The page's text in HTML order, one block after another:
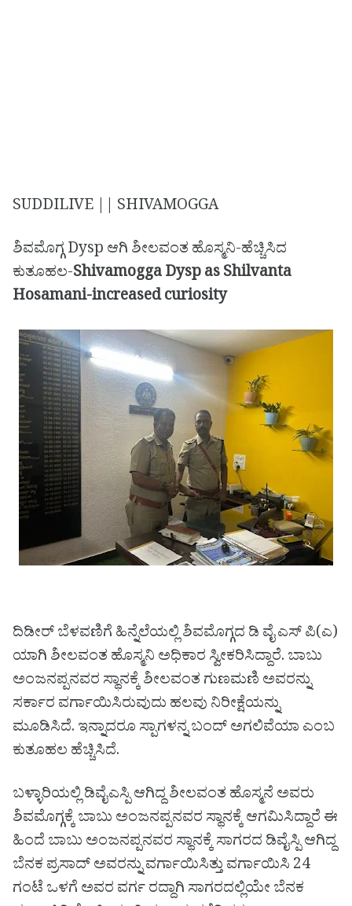
SUDDILIVE || SHIVAMOGGA
ಶಿವಮೊಗ್ಗ Dysp ಆಗಿ ಶೀಲವಂತ ಹೊಸ್ಮನಿ-ಹೆಚ್ಚಿಸಿದ
ಕುತೂಹಲ-Shivamogga Dysp as Shilvanta
Hosamani-increased curiosity
ದಿಡೀರ್ ಬೆಳವಣಿಗೆ ಹಿನ್ನೆಲೆಯಲ್ಲಿ ಶಿವಮೊಗ್ಗದ ಡಿ ವೈ ಎಸ್ ಪಿ(ಎ)
ಯಾಗಿ ಶೀಲವಂತ ಹೊಸ್ಮನಿ ಅಧಿಕಾರ ಸ್ವೀಕರಿಸಿದ್ದಾರೆ. ಬಾಬು
ಅಂಜನಪ್ಪನವರ ಸ್ಥಾನಕ್ಕೆ ಶೀಲವಂತ ಗುಣಮಣಿ ಅವರನ್ನು
ಸರ್ಕಾರ ವರ್ಗಾಯಿಸಿರುವುದು ಹಲವು ನಿರೀಕ್ಷೆಯನ್ನು
ಮೂಡಿಸಿದೆ. ಇನ್ನಾದರೂ ಸ್ಪಾಗಳನ್ನ ಬಂದ್ ಅಗಲಿವೆಯಾ ಎಂಬ
ಕುತೂಹಲ ಹೆಚ್ಚಿಸಿದೆ.
ಬಳ್ಳಾರಿಯಲ್ಲಿ ಡಿವೈಎಸ್ಪಿ ಆಗಿದ್ದ ಶೀಲವಂತ ಹೊಸ್ಮನೆ ಅವರು
ಶಿವಮೊಗ್ಗಕ್ಕೆ ಬಾಬು ಅಂಜನಪ್ಪನವರ ಸ್ಥಾನಕ್ಕೆ ಆಗಮಿಸಿದ್ದಾರೆ ಈ
ಹಿಂದೆ ಬಾಬು ಅಂಜನಪ್ಪನವರ ಸ್ಥಾನಕ್ಕೆ ಸಾಗರದ ಡಿವೈಸ್ಪಿ ಆಗಿದ್ದ
ಬೆನಕ ಪ್ರಸಾದ್ ಅವರನ್ನು ವರ್ಗಾಯಿಸಿತ್ತು ವರ್ಗಾಯಿಸಿ 24
ಗಂಟೆ ಒಳಗೆ ಅವರ ವರ್ಗ ರದ್ದಾಗಿ ಸಾಗರದಲ್ಲಿಯೇ ಬೆನಕ